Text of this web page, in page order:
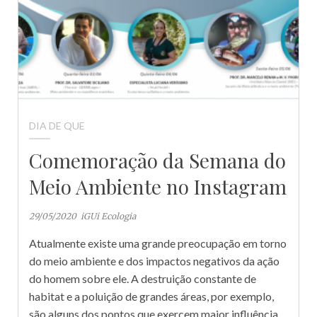
DIA DE QUE
Comemoração da Semana do
Meio Ambiente no Instagram
29/05/2020 iGUi Ecologia
Atualmente existe uma grande preocupação em torno
do meio ambiente e dos impactos negativos da ação
do homem sobre ele. A destruição constante de
habitat e a poluição de grandes áreas, por exemplo,
são alguns dos pontos que exercem maior influência